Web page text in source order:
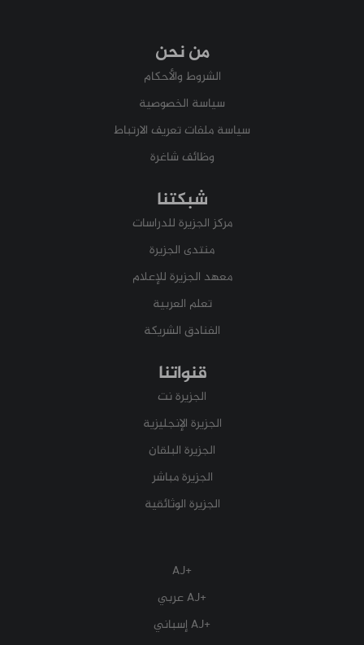
من نحن
الشروط والأحكام
سياسة الخصوصية
سياسة ملفات تعريف الارتباط
وظائف شاغرة
شبكتنا
مركز الجزيرة للدراسات
منتدى الجزيرة
معهد الجزيرة للإعلام
تعلم العربية
الفنادق الشريكة
قنواتنا
الجزيرة نت
الجزيرة الإنجليزية
الجزيرة البلقان
الجزيرة مباشر
الجزيرة الوثائقية
+AJ
+AJ عربي
+AJ إسباني